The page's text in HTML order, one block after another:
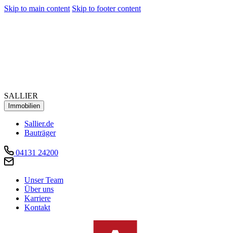
Skip to main content Skip to footer content
SALLIER
Immobilien
Sallier.de
Bauträger
04131 24200
Unser Team
Über uns
Karriere
Kontakt